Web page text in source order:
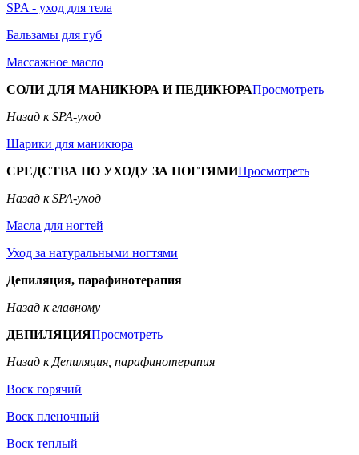
SPA - уход для тела
Бальзамы для губ
Массажное масло
СОЛИ ДЛЯ МАНИКЮРА И ПЕДИКЮРАПросмотреть
Назад к SPA-уход
Шарики для маникюра
СРЕДСТВА ПО УХОДУ ЗА НОГТЯМИПросмотреть
Назад к SPA-уход
Масла для ногтей
Уход за натуральными ногтями
Депиляция, парафинотерапия
Назад к главному
ДЕПИЛЯЦИЯПросмотреть
Назад к Депиляция, парафинотерапия
Воск горячий
Воск пленочный
Воск теплый